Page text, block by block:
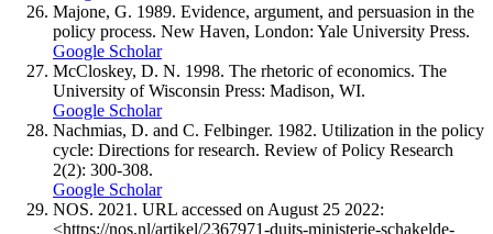
Majone, G. 1989. Evidence, argument, and persuasion in the
policy process. New Haven, London: Yale University Press.
Google Scholar
McCloskey, D. N. 1998. The rhetoric of economics. The
University of Wisconsin Press: Madison, WI.
Google Scholar
Nachmias, D. and C. Felbinger. 1982. Utilization in the policy
cycle: Directions for research. Review of Policy Research
2(2): 300-308.
Google Scholar
NOS. 2021. URL accessed on August 25 2022:
<https://nos.nl/artikel/2367971-duits-ministerie-schakelde-